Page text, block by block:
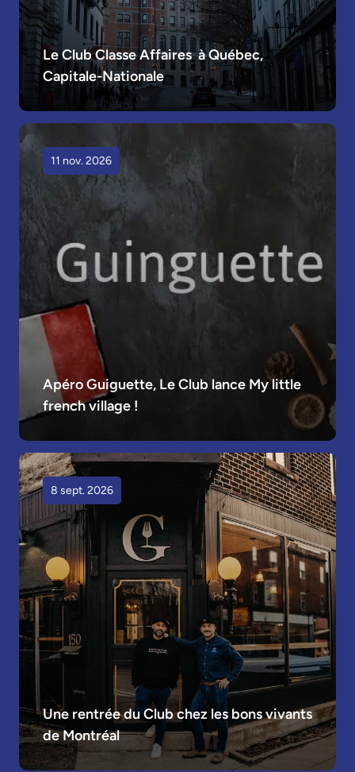
11 nov. 2026
Apéro Guiguette, Le Club lance My little
french village !
Le Club Classe Affaires  à Québec,
Capitale-Nationale
8 sept. 2026
Une rentrée du Club chez les bons vivants
de Montréal